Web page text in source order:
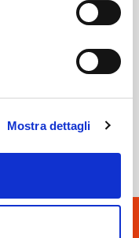
Mostra dettagli